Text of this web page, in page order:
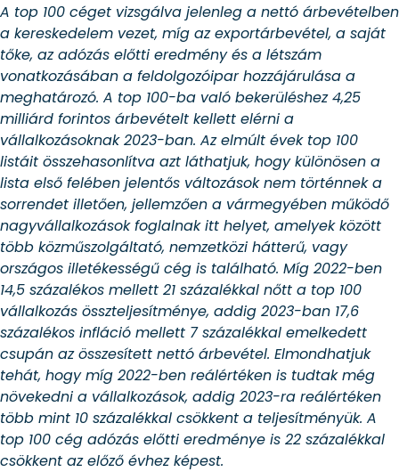
A top 100 céget vizsgálva jelenleg a nettó árbevételben
a kereskedelem vezet, míg az exportárbevétel, a saját
tőke, az adózás előtti eredmény és a létszám
vonatkozásában a feldolgozóipar hozzájárulása a
meghatározó. A top 100-ba való bekerüléshez 4,25
milliárd forintos árbevételt kellett elérni a
vállalkozásoknak 2023-ban. Az elmúlt évek top 100
listáit összehasonlítva azt láthatjuk, hogy különösen a
lista első felében jelentős változások nem történnek a
sorrendet illetően, jellemzően a vármegyében működő
nagyvállalkozások foglalnak itt helyet, amelyek között
több közműszolgáltató, nemzetközi hátterű, vagy
országos illetékességű cég is található. Míg 2022-ben
14,5 százalékos mellett 21 százalékkal nőtt a top 100
vállalkozás összteljesítménye, addig 2023-ban 17,6
százalékos infláció mellett 7 százalékkal emelkedett
csupán az összesített nettó árbevétel. Elmondhatjuk
tehát, hogy míg 2022-ben reálértéken is tudtak még
növekedni a vállalkozások, addig 2023-ra reálértéken
több mint 10 százalékkal csökkent a teljesítményük. A
top 100 cég adózás előtti eredménye is 22 százalékkal
csökkent az előző évhez képest.